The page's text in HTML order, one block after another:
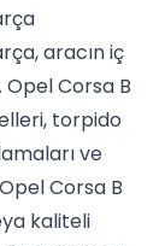
aracın iç
Corsa B
torpido
ve
Corsa B
kaliteli